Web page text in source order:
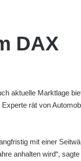
DAX
aktuelle Marktlage
rät von
mit einer
anhalten wird“,